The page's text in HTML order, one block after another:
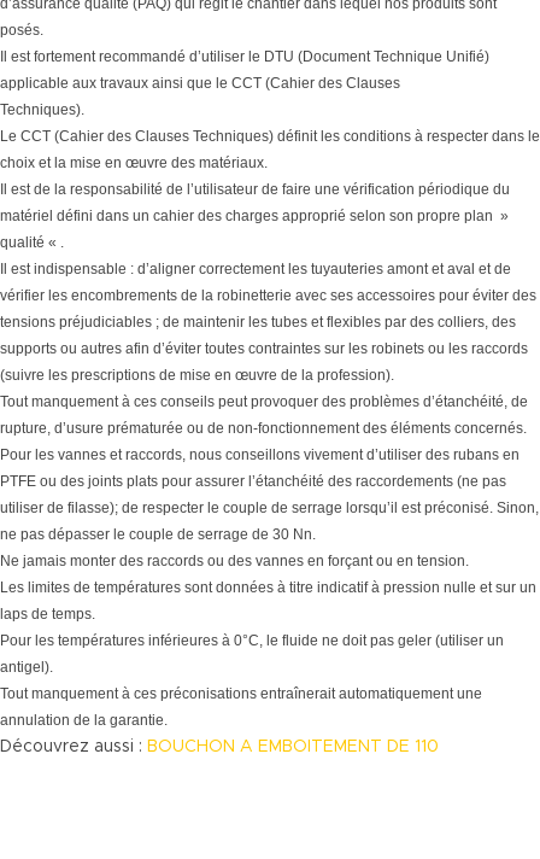
posés.
Il est fortement recommandé d’utiliser le DTU (Document Technique Unifié)
applicable aux travaux ainsi que le CCT (Cahier des Clauses
Techniques).
Le CCT (Cahier des Clauses Techniques) définit les conditions à respecter dans le
choix et la mise en œuvre des matériaux.
Il est de la responsabilité de l’utilisateur de faire une vérification périodique du
matériel défini dans un cahier des charges approprié selon son propre plan »
qualité « .
Il est indispensable : d’aligner correctement les tuyauteries amont et aval et de
vérifier les encombrements de la robinetterie avec ses accessoires pour éviter des
tensions préjudiciables ; de maintenir les tubes et flexibles par des colliers, des
supports ou autres afin d’éviter toutes contraintes sur les robinets ou les raccords
(suivre les prescriptions de mise en œuvre de la profession).
Tout manquement à ces conseils peut provoquer des problèmes d’étanchéité, de
rupture, d’usure prématurée ou de non-fonctionnement des éléments concernés.
Pour les vannes et raccords, nous conseillons vivement d’utiliser des rubans en
PTFE ou des joints plats pour assurer l’étanchéité des raccordements (ne pas
utiliser de filasse); de respecter le couple de serrage lorsqu’il est préconisé. Sinon,
ne pas dépasser le couple de serrage de 30 Nn.
Ne jamais monter des raccords ou des vannes en forçant ou en tension.
Les limites de températures sont données à titre indicatif à pression nulle et sur un
laps de temps.
Pour les températures inférieures à 0°C, le fluide ne doit pas geler (utiliser un
antigel).
Tout manquement à ces préconisations entraînerait automatiquement une
annulation de la garantie.
Découvrez aussi : BOUCHON A EMBOITEMENT DE 110